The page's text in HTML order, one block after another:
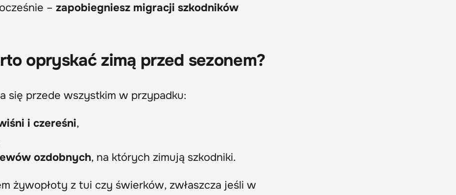
– zapobiegniesz migracji szkodników
opryskać zimą przed sezonem?
się przede wszystkim w przypadku:
i czereśni,
ozdobnych, na których zimują szkodniki.
żywopłoty z tui czy świerków, zwłaszcza jeśli w